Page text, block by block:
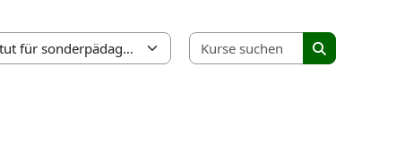
Kurse suchen
Kurse suchen